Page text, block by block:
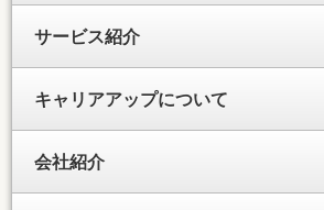
サービス紹介
キャリアアップについて
会社紹介